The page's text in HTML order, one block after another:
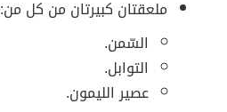
ملعقتان كبيرتان من كل من:
السّمن.
التوابل.
عصير الليمون.